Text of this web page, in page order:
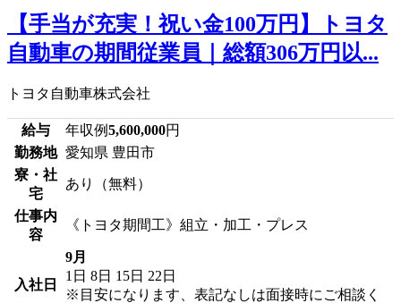
【手当が充実！祝い金100万円】トヨタ
自動車の期間従業員｜総額306万円以...
トヨタ自動車株式会社
給与 年収例5,600,000円
勤務地 愛知県 豊田市
寮・社
宅
あり（無料）
仕事内
容
《トヨタ期間工》組立・加工・プレス
入社日
9月
1日 8日 15日 22日
※目安になります、表記なしは面接時にご相談く